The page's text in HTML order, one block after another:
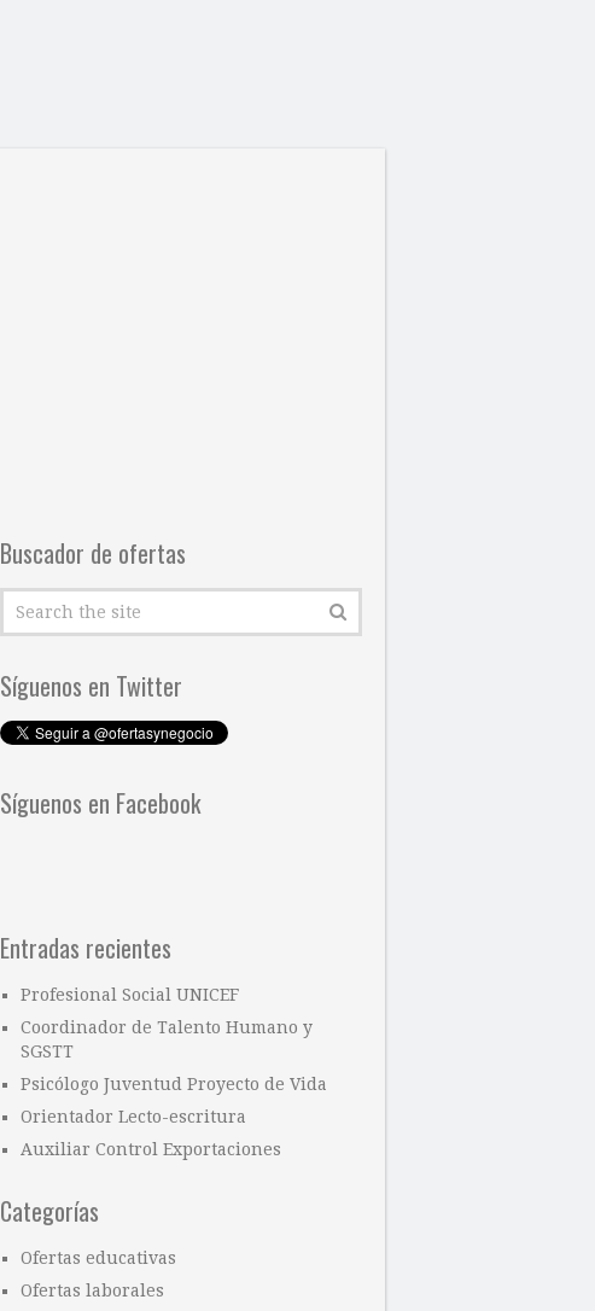
Buscador de ofertas
Síguenos en Twitter
Síguenos en Facebook
Entradas recientes
Profesional Social UNICEF
Coordinador de Talento Humano y
SGSTT
Psicólogo Juventud Proyecto de Vida
Orientador Lecto-escritura
Auxiliar Control Exportaciones
Categorías
Ofertas educativas
Ofertas laborales